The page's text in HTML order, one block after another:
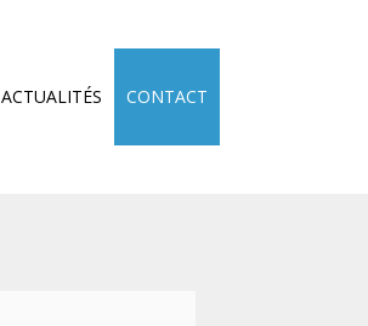
ACTUALITÉS CONTACT